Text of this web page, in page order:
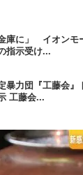
金庫に」 イオン
指示受け...
暴力団『工藤会
工藤会...